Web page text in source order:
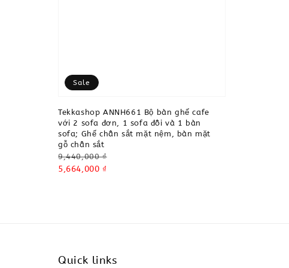
Sale
Tekkashop ANNH661 Bộ bàn ghế cafe
với 2 sofa đơn, 1 sofa đôi và 1 bàn
sofa; Ghế chân sắt mặt nệm, bàn mặt
gỗ chân sắt
Regular
price
9,440,000 ₫
Sale
5,664,000 ₫
Quick links